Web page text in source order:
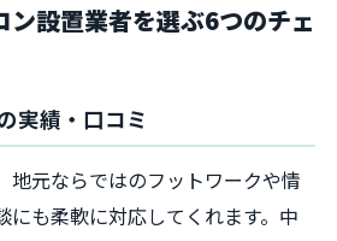
ン設置業者を選ぶ6つのチェ
実績・口コミ
地元ならではのフットワークや情
にも柔軟に対応してくれます。中